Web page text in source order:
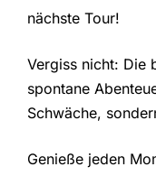
nächste Tour!
Vergiss nicht: Die
spontane
Schwäche,
Genieße jeden